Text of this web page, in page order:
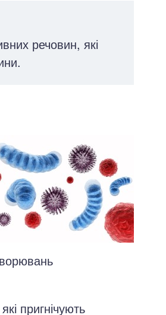
речовин, які
пригнічують